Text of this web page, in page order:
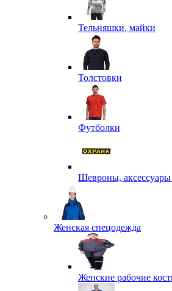
Тельняшки, майки
Толстовки
Футболки
Шевроны, аксессуары
Женская спецодежда
Женские рабочие